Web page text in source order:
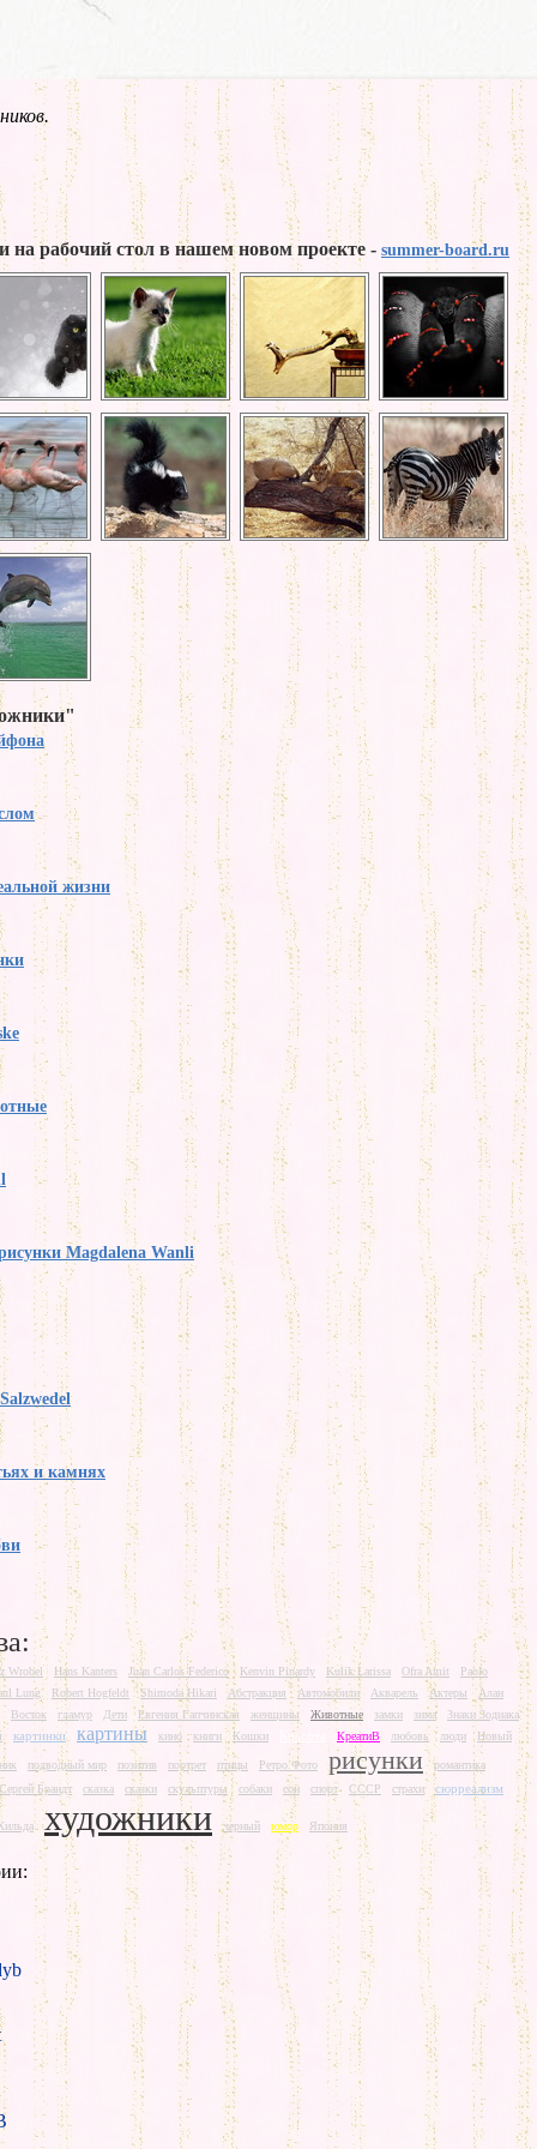
на рабочий стол в нашем новом проекте - summer-board.ru
жизни
Magdalena Wanli
и камнях
Wrobel Hans Kanters Juan Carlos Federico Kenvin Pinardy Kulik Larissa Ofra Amit
Paolo
Lung
Robert Hogfeldt Shimoda Hikari Абстракция Автомобили Акварель Актеры
Алан
Восток
гламур Дети Евгения Гапчинская женщины Животные замки зима
Знаки Зодиака
картинки картины кино книги Кошки Красота КреатиВ любовь люди Новый
подводный мир позитив портрет птицы Ретро Фото рисунки
романтика
Сергей Брандт
сказка сказки скульптуры собаки сон спорт СССР страхи сюрреализм
художники черный юмор Япония